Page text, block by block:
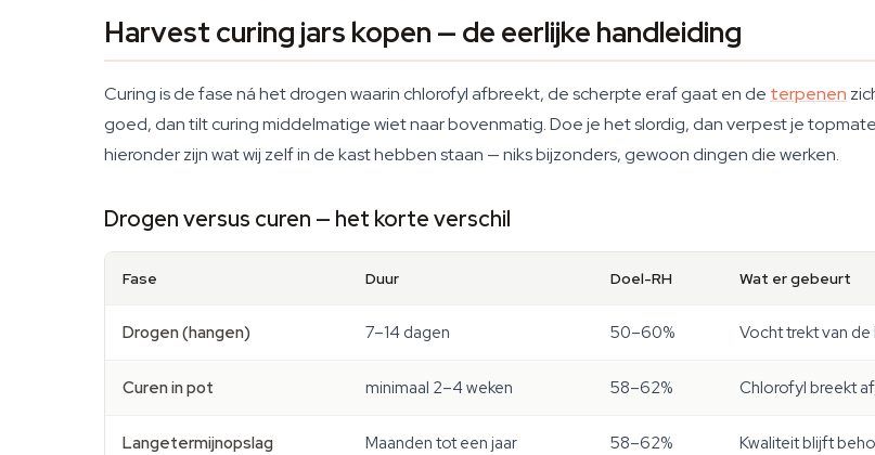
Harvest curing jars kopen — de eerlijke handleiding
Curing is de fase ná het drogen waarin chlorofyl afbreekt, de scherpte eraf gaat en de terpenen
goed, dan tilt curing middelmatige wiet naar bovenmatig. Doe je het slordig, dan verpest je
hieronder zijn wat wij zelf in de kast hebben staan — niks bijzonders, gewoon dingen die werken.
Drogen versus curen — het korte verschil
Fase Duur Doel-RH Wat er gebeurt
Drogen (hangen) 7–14 dagen 50–60% Vocht trekt van
Curen in pot minimaal 2–4 weken 58–62% Chlorofyl breekt
Langetermijnopslag Maanden tot een jaar 58–62% Kwaliteit blijft